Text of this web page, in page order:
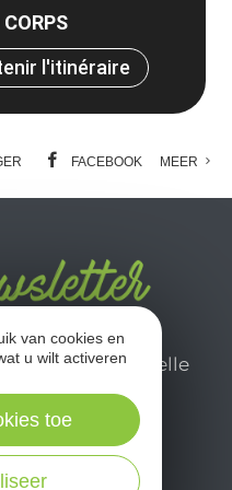
CORPS
l'itinéraire
FACEBOOK MEER
mensuelle
profiter
en Aveyron.
van cookies en
u wilt activeren
toe